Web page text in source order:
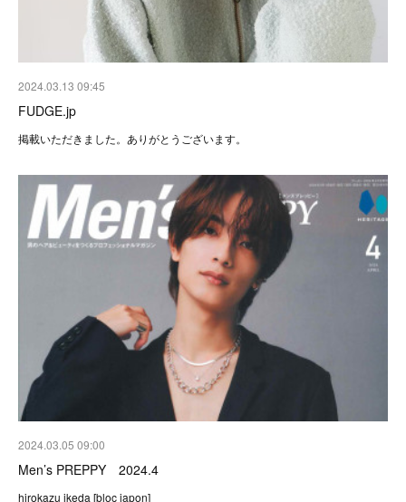
2024.03.13 09:45
FUDGE.jp
掲載いただきました。ありがとうございます。
2024.03.05 09:00
Men’s PREPPY 2024.4
hirokazu ikeda [bloc japon]